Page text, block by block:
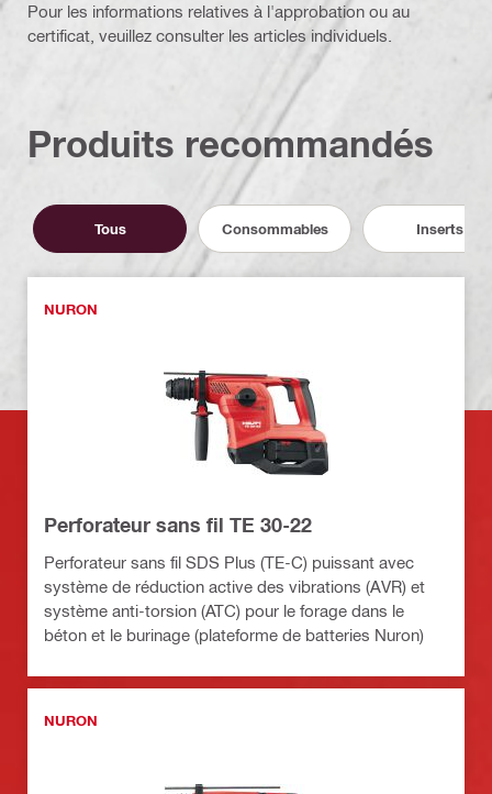
Pour les informations relatives à l'approbation ou au
certificat, veuillez consulter les articles individuels.
Produits recommandés
Tous Consommables Inserts
NURON
Perforateur sans fil TE 30-22
Perforateur sans fil SDS Plus (TE-C) puissant avec
système de réduction active des vibrations (AVR) et
système anti-torsion (ATC) pour le forage dans le
béton et le burinage (plateforme de batteries Nuron)
NURON